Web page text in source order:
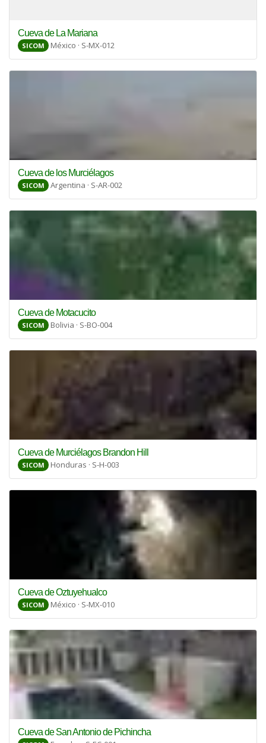
Cueva de La Mariana
SICOM México · S-MX-012
Cueva de los Murciélagos
SICOM Argentina · S-AR-002
Cueva de Motacucito
SICOM Bolivia · S-BO-004
Cueva de Murciélagos Brandon Hill
SICOM Honduras · S-H-003
Cueva de Oztuyehualco
SICOM México · S-MX-010
Cueva de San Antonio de Pichincha